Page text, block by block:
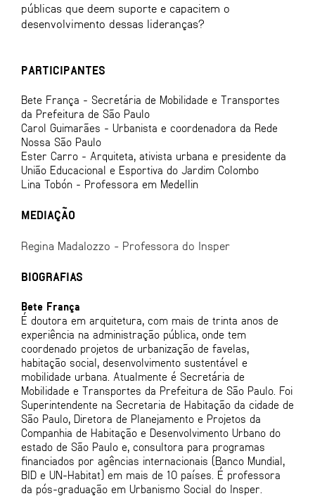
públicas que deem suporte e capacitem o
desenvolvimento dessas lideranças?
PARTICIPANTES
Bete França - Secretária de Mobilidade e Transportes
da Prefeitura de São Paulo
Carol Guimarães - Urbanista e coordenadora da Rede
Nossa São Paulo
Ester Carro - Arquiteta, ativista urbana e presidente da
União Educacional e Esportiva do Jardim Colombo
Lina Tobón - Professora em Medellin
MEDIAÇÃO
Regina Madalozzo - Professora do Insper
BIOGRAFIAS
Bete França
É doutora em arquitetura, com mais de trinta anos de
experiência na administração pública, onde tem
coordenado projetos de urbanização de favelas,
habitação social, desenvolvimento sustentável e
mobilidade urbana. Atualmente é Secretária de
Mobilidade e Transportes da Prefeitura de São Paulo. Foi
Superintendente na Secretaria de Habitação da cidade de
São Paulo, Diretora de Planejamento e Projetos da
Companhia de Habitação e Desenvolvimento Urbano do
estado de São Paulo e, consultora para programas
financiados por agências internacionais (Banco Mundial,
BID e UN-Habitat) em mais de 10 países. É professora
da pós-graduação em Urbanismo Social do Insper.